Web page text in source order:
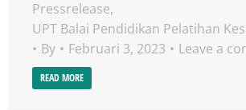
Pressrelease,
UPT Balai Pendidikan Pelatihan
By
Februari 3, 2023 Leave a
READ MORE